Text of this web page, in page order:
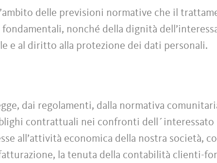
delle previsioni normative che il
nonché della dignità
e al diritto alla protezione dei dati personali.
dai regolamenti, dalla normativa
contrattuali nei confronti dell´interessato
all’attività economica della nostra società,
la tenuta della contabilità clienti-